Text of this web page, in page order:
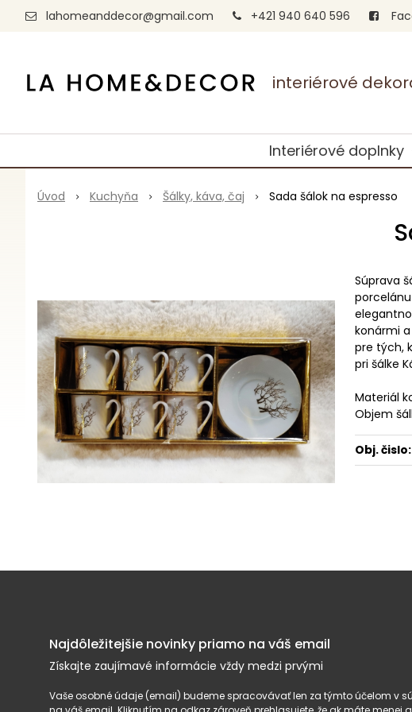
interiérové
lahomeanddecor@gmail.com +421 940 640 596
Interiérové doplnky
Úvod Kuchyňa Šálky, káva, čaj Sada šálok na espresso
Súprava
konármi
pre tých,
pri šálke
Materiál
Objem
Obj. čislo:
Najdôležitejšie novinky priamo na váš email
Získajte zaujímavé informácie vždy medzi prvými
Vaše osobné údaje (email) budeme spracovávať len za týmto účelom v